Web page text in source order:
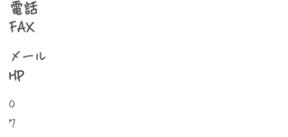
​電話
FAX
​メール
HP
0
7